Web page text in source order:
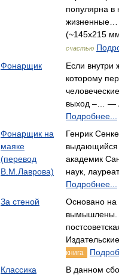
популярна в
(~145х215
счастью
Фонарщик
Если внутри
которому
выход –… —
Подробнее...
Фонарщик на
маяке
(перевод
В.М.Лаврова)
Генрик
выдающийся
академик
наук,
Подробнее...
За стеной
Основано на
вымышлены.
книга
Классика
В данном